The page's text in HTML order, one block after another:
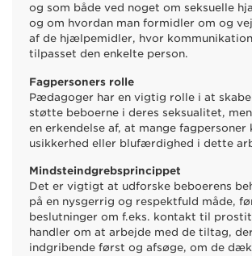
og som både ved noget om seksuelle
og om hvordan man formidler om og
af de hjælpemidler, hvor
tilpasset den enkelte person.
Fagpersoners rolle
Pædagoger har en vigtig rolle i at
støtte beboerne i deres seksualitet,
en erkendelse af, at mange fagpersoner
usikkerhed eller blufærdighed i dette
Mindsteindgrebsprincippet
Det er vigtigt at udforske beboerens
på en nysgerrig og respektfuld måde,
beslutninger om f.eks. kontakt til
handler om at arbejde med de tiltag,
indgribende først og afsøge, om de